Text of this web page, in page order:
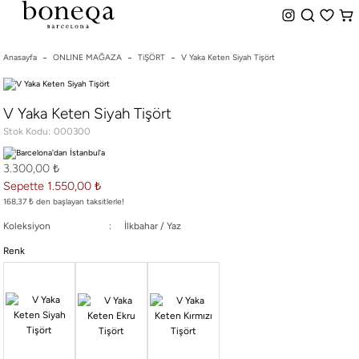
%50 ye Varan İndirim Hemen Teslim Seçeneği
Anasayfa ONLINE MAĞAZA TiŞÖRT V Yaka Keten Siyah Tişört
V Yaka Keten Siyah Tişört
Stok Kodu 000300
3.300,00 ₺
Sepette 1.550,00 ₺
168,37 ₺ den başlayan taksitlerle!
Koleksiyon İlkbahar / Yaz
Renk
26 SS İLKBAHAR-YAZ
25/26 SONBAHAR-KIŞ
TÜM KOLEKSİYONLAR
ELBİSE
BLUZ & GÖMLEK
CEKET & YELEK
ETEK
PANTOLON
TAYT & ŞORT
TiŞÖRT
SPOR KOLEKSİYON